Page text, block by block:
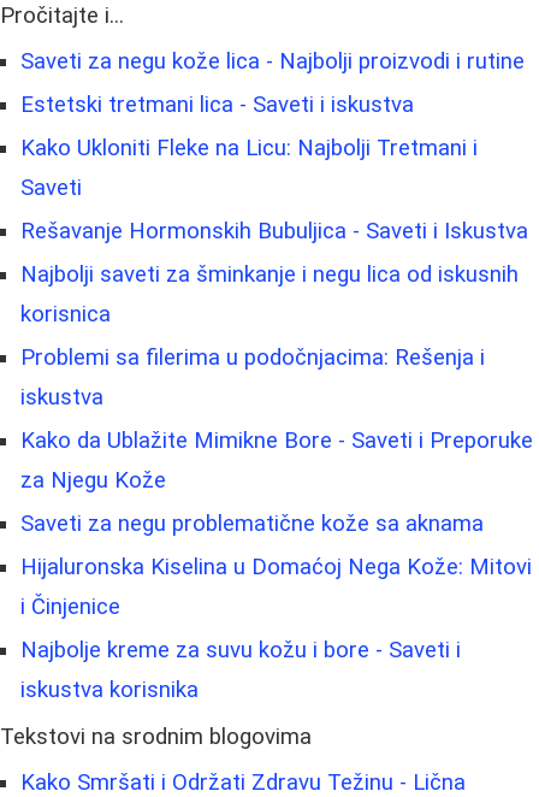
Pročitajte i...
Saveti za negu kože lica - Najbolji proizvodi i rutine
Estetski tretmani lica - Saveti i iskustva
Kako Ukloniti Fleke na Licu: Najbolji Tretmani i
Saveti
Rešavanje Hormonskih Bubuljica - Saveti i Iskustva
Najbolji saveti za šminkanje i negu lica od iskusnih
korisnica
Problemi sa filerima u podočnjacima: Rešenja i
iskustva
Kako da Ublažite Mimikne Bore - Saveti i Preporuke
za Njegu Kože
Saveti za negu problematične kože sa aknama
Hijaluronska Kiselina u Domaćoj Nega Kože: Mitovi
i Činjenice
Najbolje kreme za suvu kožu i bore - Saveti i
iskustva korisnika
Tekstovi na srodnim blogovima
Kako Smršati i Održati Zdravu Težinu - Lična